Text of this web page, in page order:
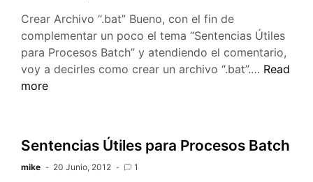
Crear Archivo “.bat” Bueno, con el fin de
complementar un poco el tema “Sentencias Útiles
para Procesos Batch” y atendiendo el comentario,
voy a decirles como crear un archivo “.bat”.…
II
Read
more
Sentencias Útiles para Procesos Batch
mike 20 Junio, 2012 1